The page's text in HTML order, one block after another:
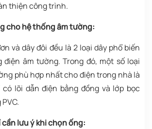
thiện công trình.
cho hệ thống âm tường:
và dây đôi đều là 2 loại dây phổ biến
âm tường. Trong đó, một số loại
phù hợp nhất cho điện trong nhà là
có lõi dẫn điện bằng đồng và lớp bọc
lưu ý khi chọn ống: